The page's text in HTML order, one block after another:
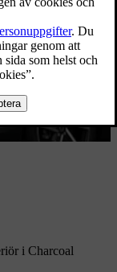
i Charcoal